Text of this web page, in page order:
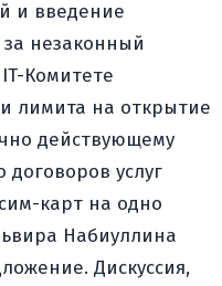
и введение
за незаконный
Комитете
лимита на открытие
действующему
услуг
карт на одно
Набиуллина
Дискуссия,